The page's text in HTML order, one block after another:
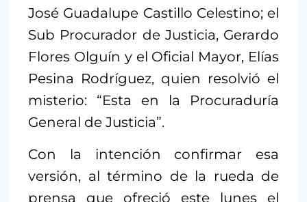
José Guadalupe Castillo Celestino; el
Sub Procurador de Justicia, Gerardo
Flores Olguín y el Oficial Mayor, Elías
Pesina Rodríguez, quien resolvió el
misterio: “Esta en la Procuraduría
General de Justicia”.
Con la intención confirmar esa
versión, al término de la rueda de
prensa que ofreció este lunes el